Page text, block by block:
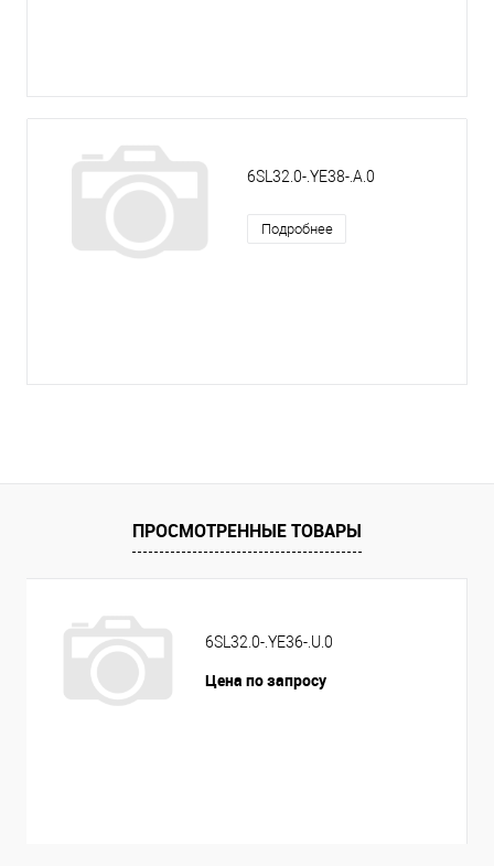
6SL32.0-.YE38-.A.0
Подробнее
ПРОСМОТРЕННЫЕ ТОВАРЫ
6SL32.0-.YE36-.U.0
Цена по запросу